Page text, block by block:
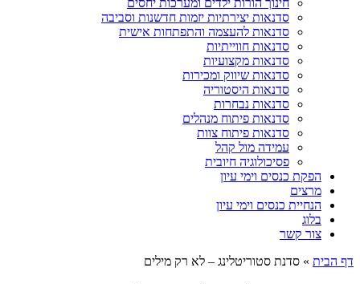
חינוך הורות ילדים ומערכות יחסים
סדנאות יצירתיות יזמות חדשנות וסביבה
סדנאות להעצמה והתפתחות אישית
סדנאות חווייתיות
סדנאות מקצועיות
סדנאות שיווק ומכירות
סדנאות היסטוריה
סדנאות נבחרות
סדנאות פיתוח מנהלים
סדנאות פיתוח צוות
עמידה מול קהל
פסיכולוגיה חיובית
הפקת כנסים וימי עיון
מרצים
הנחיית כנסים וימי עיון
בלוג
צור קשר
דף הבית » סדנת סטוריטלינג – לא רק מילים